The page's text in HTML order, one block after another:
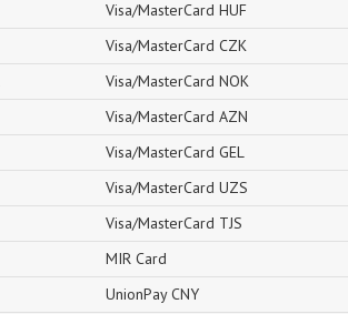
Visa/MasterCard HUF
Visa/MasterCard CZK
Visa/MasterCard NOK
Visa/MasterCard AZN
Visa/MasterCard GEL
Visa/MasterCard UZS
Visa/MasterCard TJS
MIR Card
UnionPay CNY